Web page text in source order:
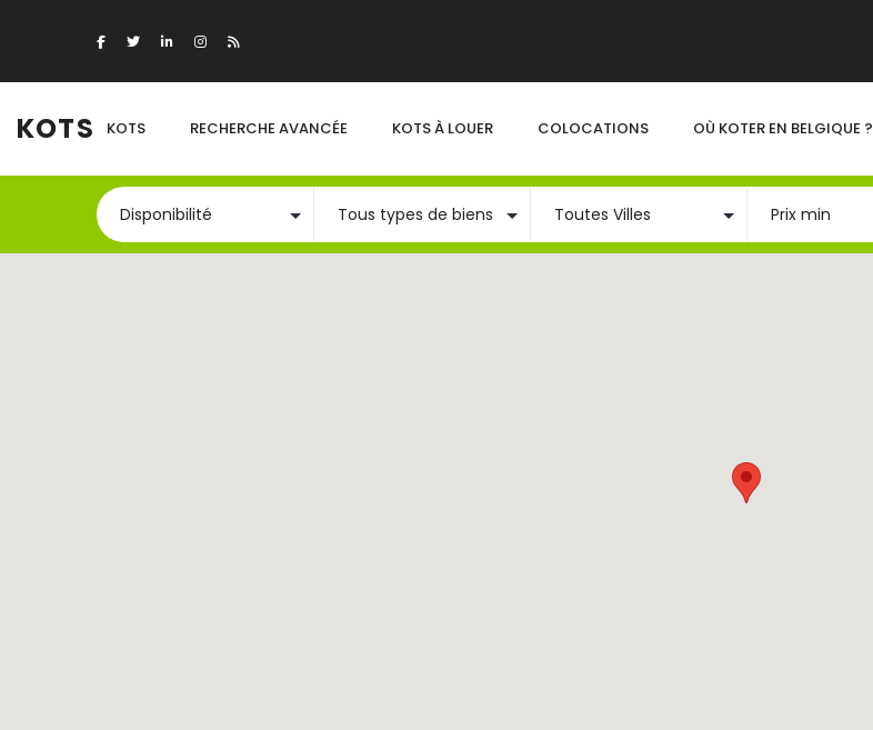
KOTS KOTS RECHERCHE AVANCÉE KOTS À LOUER COLOCATIONS OÙ KOTER EN BELGIQUE ?